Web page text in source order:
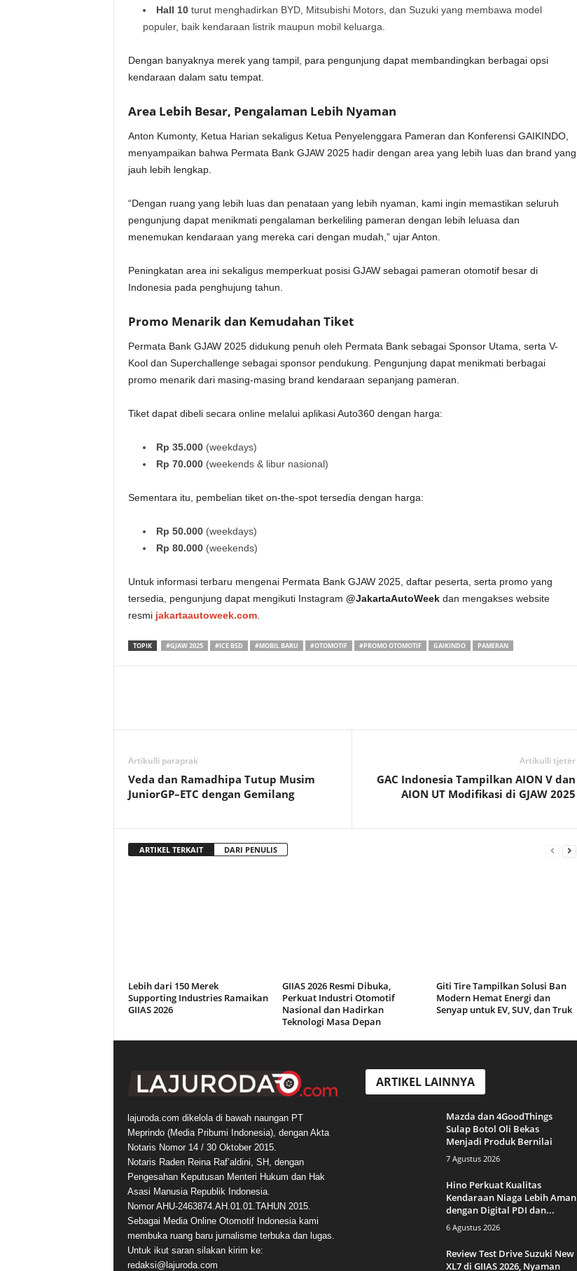
Hall 10turut menghadirkan BYD, Mitsubishi Motors, dan Suzuki yang membawa model
populer, baik kendaraan listrik maupun mobil keluarga.
Dengan banyaknya merek yang tampil, para pengunjung dapat membandingkan berbagai opsi
kendaraan dalam satu tempat.
Area Lebih Besar, Pengalaman Lebih Nyaman
Anton Kumonty, Ketua Harian sekaligus Ketua Penyelenggara Pameran dan Konferensi GAIKINDO,
menyampaikan bahwa Permata Bank GJAW 2025 hadir dengan area yang lebih luas dan brand yang
jauh lebih lengkap.
“Dengan ruang yang lebih luas dan penataan yang lebih nyaman, kami ingin memastikan seluruh
pengunjung dapat menikmati pengalaman berkeliling pameran dengan lebih leluasa dan
menemukan kendaraan yang mereka cari dengan mudah,” ujar Anton.
Peningkatan area ini sekaligus memperkuat posisi GJAW sebagai pameran otomotif besar di
Indonesia pada penghujung tahun.
Promo Menarik dan Kemudahan Tiket
Permata Bank GJAW 2025 didukung penuh oleh Permata Bank sebagai Sponsor Utama, serta V-
Kool dan Superchallenge sebagai sponsor pendukung. Pengunjung dapat menikmati berbagai
promo menarik dari masing-masing brand kendaraan sepanjang pameran.
Tiket dapat dibeli secara online melalui aplikasi Auto360 dengan harga:
Rp 35.000(weekdays)
Rp 70.000(weekends & libur nasional)
Sementara itu, pembelian tiket on-the-spot tersedia dengan harga:
Rp 50.000(weekdays)
Rp 80.000(weekends)
Untuk informasi terbaru mengenai Permata Bank GJAW 2025, daftar peserta, serta promo yang
tersedia, pengunjung dapat mengikuti Instagram @JakartaAutoWeekdan mengakses website
resmi jakartaautoweek.com.
TOPIK #GJAW 2025 #ICE BSD #MOBIL BARU #OTOMOTIF #PROMO OTOMOTIF GAIKINDO PAMERAN
Artikulli paraprak
Veda dan Ramadhipa Tutup Musim
JuniorGP–ETC dengan Gemilang
Artikulli tjetër
GAC Indonesia Tampilkan AION V dan
AION UT Modifikasi di GJAW 2025
ARTIKEL TERKAIT DARI PENULIS
Lebih dari 150 Merek
Supporting Industries Ramaikan
GIIAS 2026
GIIAS 2026 Resmi Dibuka,
Perkuat Industri Otomotif
Nasional dan Hadirkan
Teknologi Masa Depan
Giti Tire Tampilkan Solusi Ban
Modern Hemat Energi dan
Senyap untuk EV, SUV, dan Truk
lajuroda.com dikelola di bawah naungan PT
Meprindo (Media Pribumi Indonesia), dengan Akta
Notaris Nomor 14 / 30 Oktober 2015.
Notaris Raden Reina Raf’aldini, SH, dengan
Pengesahan Keputusan Menteri Hukum dan Hak
Asasi Manusia Republik Indonesia.
Nomor AHU-2463874.AH.01.01.TAHUN 2015.
Sebagai Media Online Otomotif Indonesia kami
membuka ruang baru jurnalisme terbuka dan lugas.
Untuk ikut saran silakan kirim ke:
redaksi@lajuroda.com
ARTIKEL LAINNYA
Mazda dan 4GoodThings
Sulap Botol Oli Bekas
Menjadi Produk Bernilai
7 Agustus 2026
Hino Perkuat Kualitas
Kendaraan Niaga Lebih Aman
dengan Digital PDI dan...
6 Agustus 2026
Review Test Drive Suzuki New
XL7 di GIIAS 2026, Nyaman